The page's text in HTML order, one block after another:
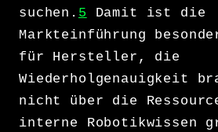
suchen. 5 Damit ist die
Markteinführung
für Hersteller, die
Wiederholgenauigkeit
nicht über die
interne Robotikwissen